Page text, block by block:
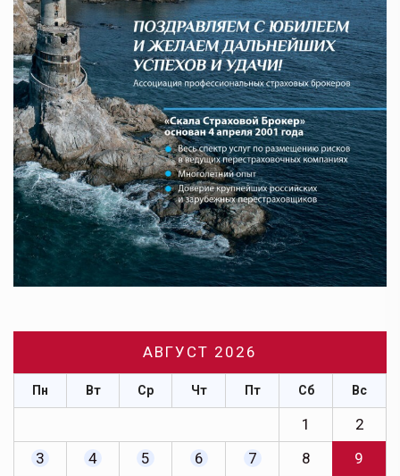
АВГУСТ 2026
Пн Вт Ср Чт Пт Сб Вс
1
2
3
4 5 6 7 8
9